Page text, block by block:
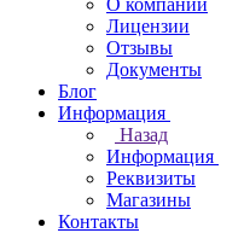
О компании
Лицензии
Отзывы
Документы
Блог
Информация
Назад
Информация
Реквизиты
Магазины
Контакты